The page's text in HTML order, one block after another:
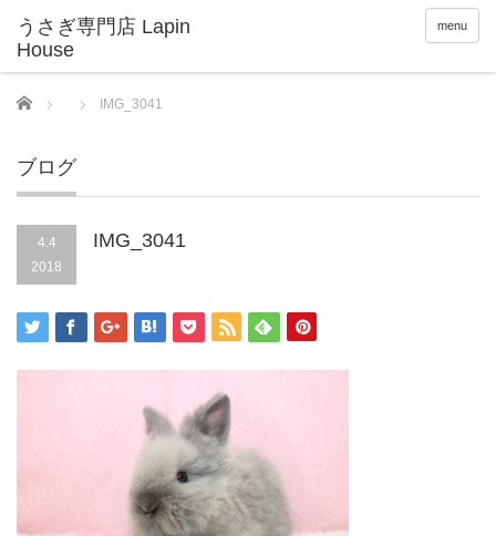
menu
Home IMG_3041
ブログ
4.4
2018
IMG_3041